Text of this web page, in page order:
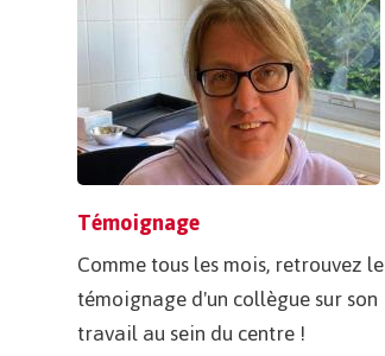
Témoignage
Comme tous les mois, retrouvez le
témoignage d'un collègue sur son
travail au sein du centre !